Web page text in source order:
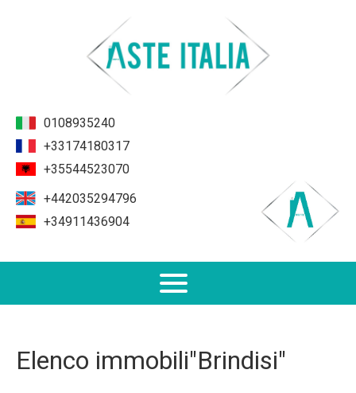
0108935240
+33174180317
+35544523070
+442035294796
+34911436904
Immobili Preasta
Elenco immobili"Brindisi"